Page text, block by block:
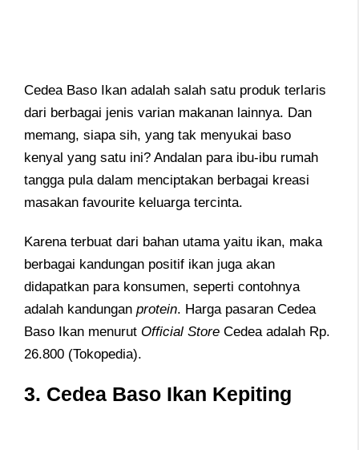
Cedea Baso Ikan adalah salah satu produk terlaris
dari berbagai jenis varian makanan lainnya. Dan
memang, siapa sih, yang tak menyukai baso
kenyal yang satu ini? Andalan para ibu-ibu rumah
tangga pula dalam menciptakan berbagai kreasi
masakan favourite keluarga tercinta.
Karena terbuat dari bahan utama yaitu ikan, maka
berbagai kandungan positif ikan juga akan
didapatkan para konsumen, seperti contohnya
adalah kandungan protein. Harga pasaran Cedea
Baso Ikan menurut Official Store Cedea adalah Rp.
26.800 (Tokopedia).
3. Cedea Baso Ikan Kepiting